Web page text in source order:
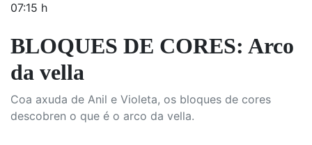
07:15 h
BLOQUES DE CORES: Arco
da vella
Coa axuda de Anil e Violeta, os bloques de cores
descobren o que é o arco da vella.